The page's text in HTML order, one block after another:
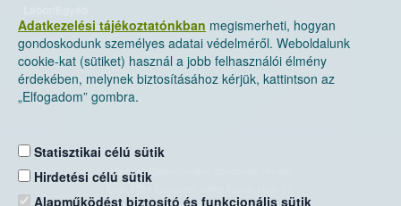
Adatkezelési tájékoztatónkban megismerheti, hogyan
gondoskodunk személyes adatai védelméről. Weboldalunk
cookie-kat (sütiket) használ a jobb felhasználói élmény
érdekében, melynek biztosításához kérjük, kattintson az
„Elfogadom” gombra.
Statisztikai célú sütik
Hirdetési célú sütik
Alapműködést biztosító és funkcionális sütik
Nemzeti Élelmiszerlánc-biztonsági Hivatal